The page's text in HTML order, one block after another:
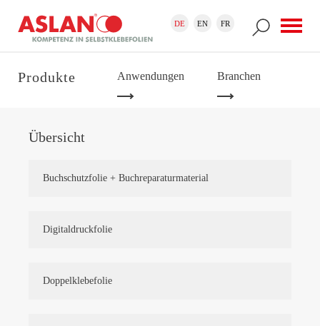
Suchformular
Suche DE EN FR
Produkte Anwendungen Branchen
Übersicht
Buchschutzfolie + Buchreparaturmaterial
Digitaldruckfolie
Doppelklebefolie